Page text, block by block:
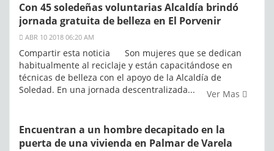
Con 45 soledeñas voluntarias Alcaldía brindó
jornada gratuita de belleza en El Porvenir
ABR 10 2018 06:20 AM
Compartir esta noticia Son mujeres que se dedican
habitualmente al reciclaje y están capacitándose en
técnicas de belleza con el apoyo de la Alcaldía de
Soledad. En una jornada descentralizada...
Ver Mas
Encuentran a un hombre decapitado en la
puerta de una vivienda en Palmar de Varela